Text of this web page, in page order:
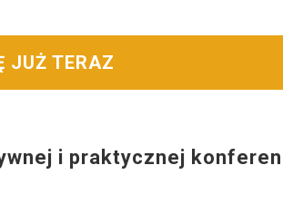
JUŻ TERAZ
i praktycznej